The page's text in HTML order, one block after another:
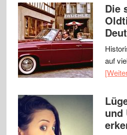
Die
auf
und